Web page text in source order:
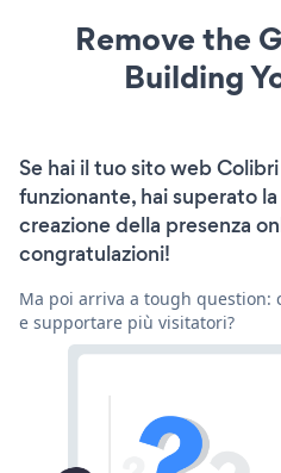
Remove the
Building
Se hai il tuo sito web
funzionante, hai superato
creazione della presenza
congratulazioni!
Ma poi arriva a tough question:
e supportare più visitatori?